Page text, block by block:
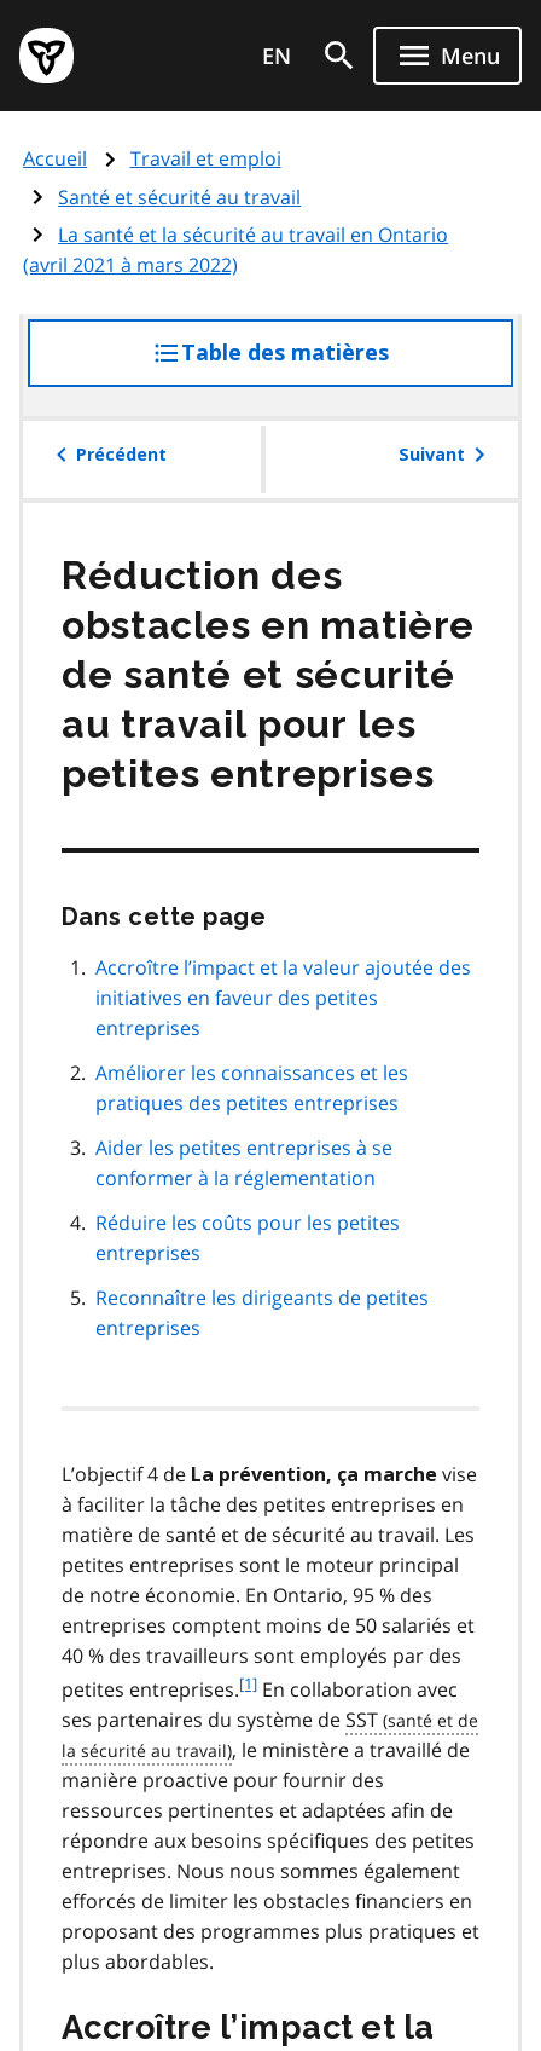
au
contenu
principal
Page
d'accueil
de
l'Ontario
EN Menu
Accueil
Travail et emploi
Santé et sécurité au travail
La santé et la sécurité au travail en Ontario
(avril 2021 à mars 2022)
Table des matières
à
table
Précédent Suivant
Réduction des
obstacles en matière
de santé et sécurité
au travail pour les
petites entreprises
Dans cette page
navigation
de
page
Accroître l’impact et la valeur ajoutée des
initiatives en faveur des petites
entreprises
Améliorer les connaissances et les
pratiques des petites entreprises
Aider les petites entreprises à se
conformer à la réglementation
Réduire les coûts pour les petites
entreprises
Reconnaître les dirigeants de petites
entreprises
L’objectif 4 de La prévention, ça marche vise
à faciliter la tâche des petites entreprises en
matière de santé et de sécurité au travail. Les
petites entreprises sont le moteur principal
de notre économie. En Ontario, 95 % des
entreprises comptent moins de 50 salariés et
40 % des travailleurs sont employés par des
petites entreprises.f
o
t
n
o
t
1
[1] En collaboration avec
ses partenaires du système deSST
, le ministère a travaillé de
manière proactive pour fournir des
ressources pertinentes et adaptées afin de
répondre aux besoins spécifiques des petites
entreprises. Nous nous sommes également
efforcés de limiter les obstacles financiers en
proposant des programmes plus pratiques et
plus abordables.
Accroître l’impact et la